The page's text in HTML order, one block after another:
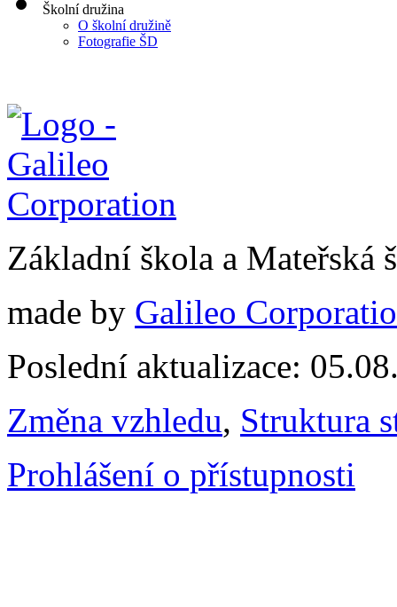
Školní družina
O školní družině
Fotografie ŠD
Základní škola a
made by Galileo
Poslední aktualizace:
Změna vzhledu, Struktura
Prohlášení o přístupnosti